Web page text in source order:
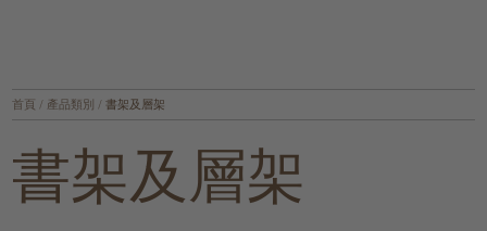
首頁 / 產品類別/ 書架及層架
書架及層架